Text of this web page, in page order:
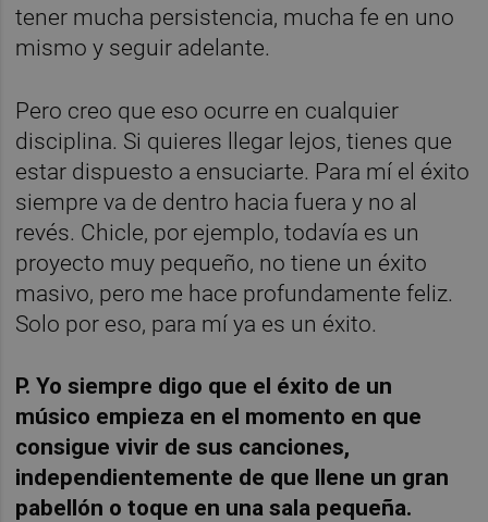
tener mucha persistencia, mucha fe en uno
mismo y seguir adelante.
Pero creo que eso ocurre en cualquier
disciplina. Si quieres llegar lejos, tienes que
estar dispuesto a ensuciarte. Para mí el éxito
siempre va de dentro hacia fuera y no al
revés. Chicle, por ejemplo, todavía es un
proyecto muy pequeño, no tiene un éxito
masivo, pero me hace profundamente feliz.
Solo por eso, para mí ya es un éxito.
P. Yo siempre digo que el éxito de un
músico empieza en el momento en que
consigue vivir de sus canciones,
independientemente de que llene un gran
pabellón o toque en una sala pequeña.